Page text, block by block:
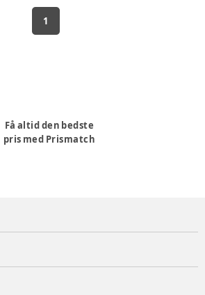
1
Få altid den bedste
pris med Prismatch